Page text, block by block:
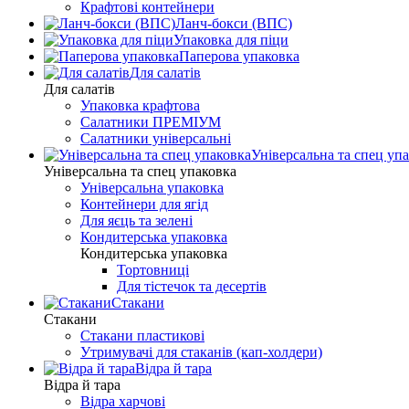
Крафтові контейнери
Ланч-бокси (ВПС)
Упаковка для піци
Паперова упаковка
Для салатів
Для салатів
Упаковка крафтова
Салатники ПРЕМІУМ
Салатники універсальні
Універсальна та спец
Універсальна та спец упаковка
Універсальна упаковка
Контейнери для ягід
Для яєць та зелені
Кондитерська упаковка
Кондитерська упаковка
Тортовниці
Для тістечок та десертів
Стакани
Стакани
Стакани пластикові
Утримувачі для стаканів (кап-холдери)
Відра й тара
Відра й тара
Відра харчові